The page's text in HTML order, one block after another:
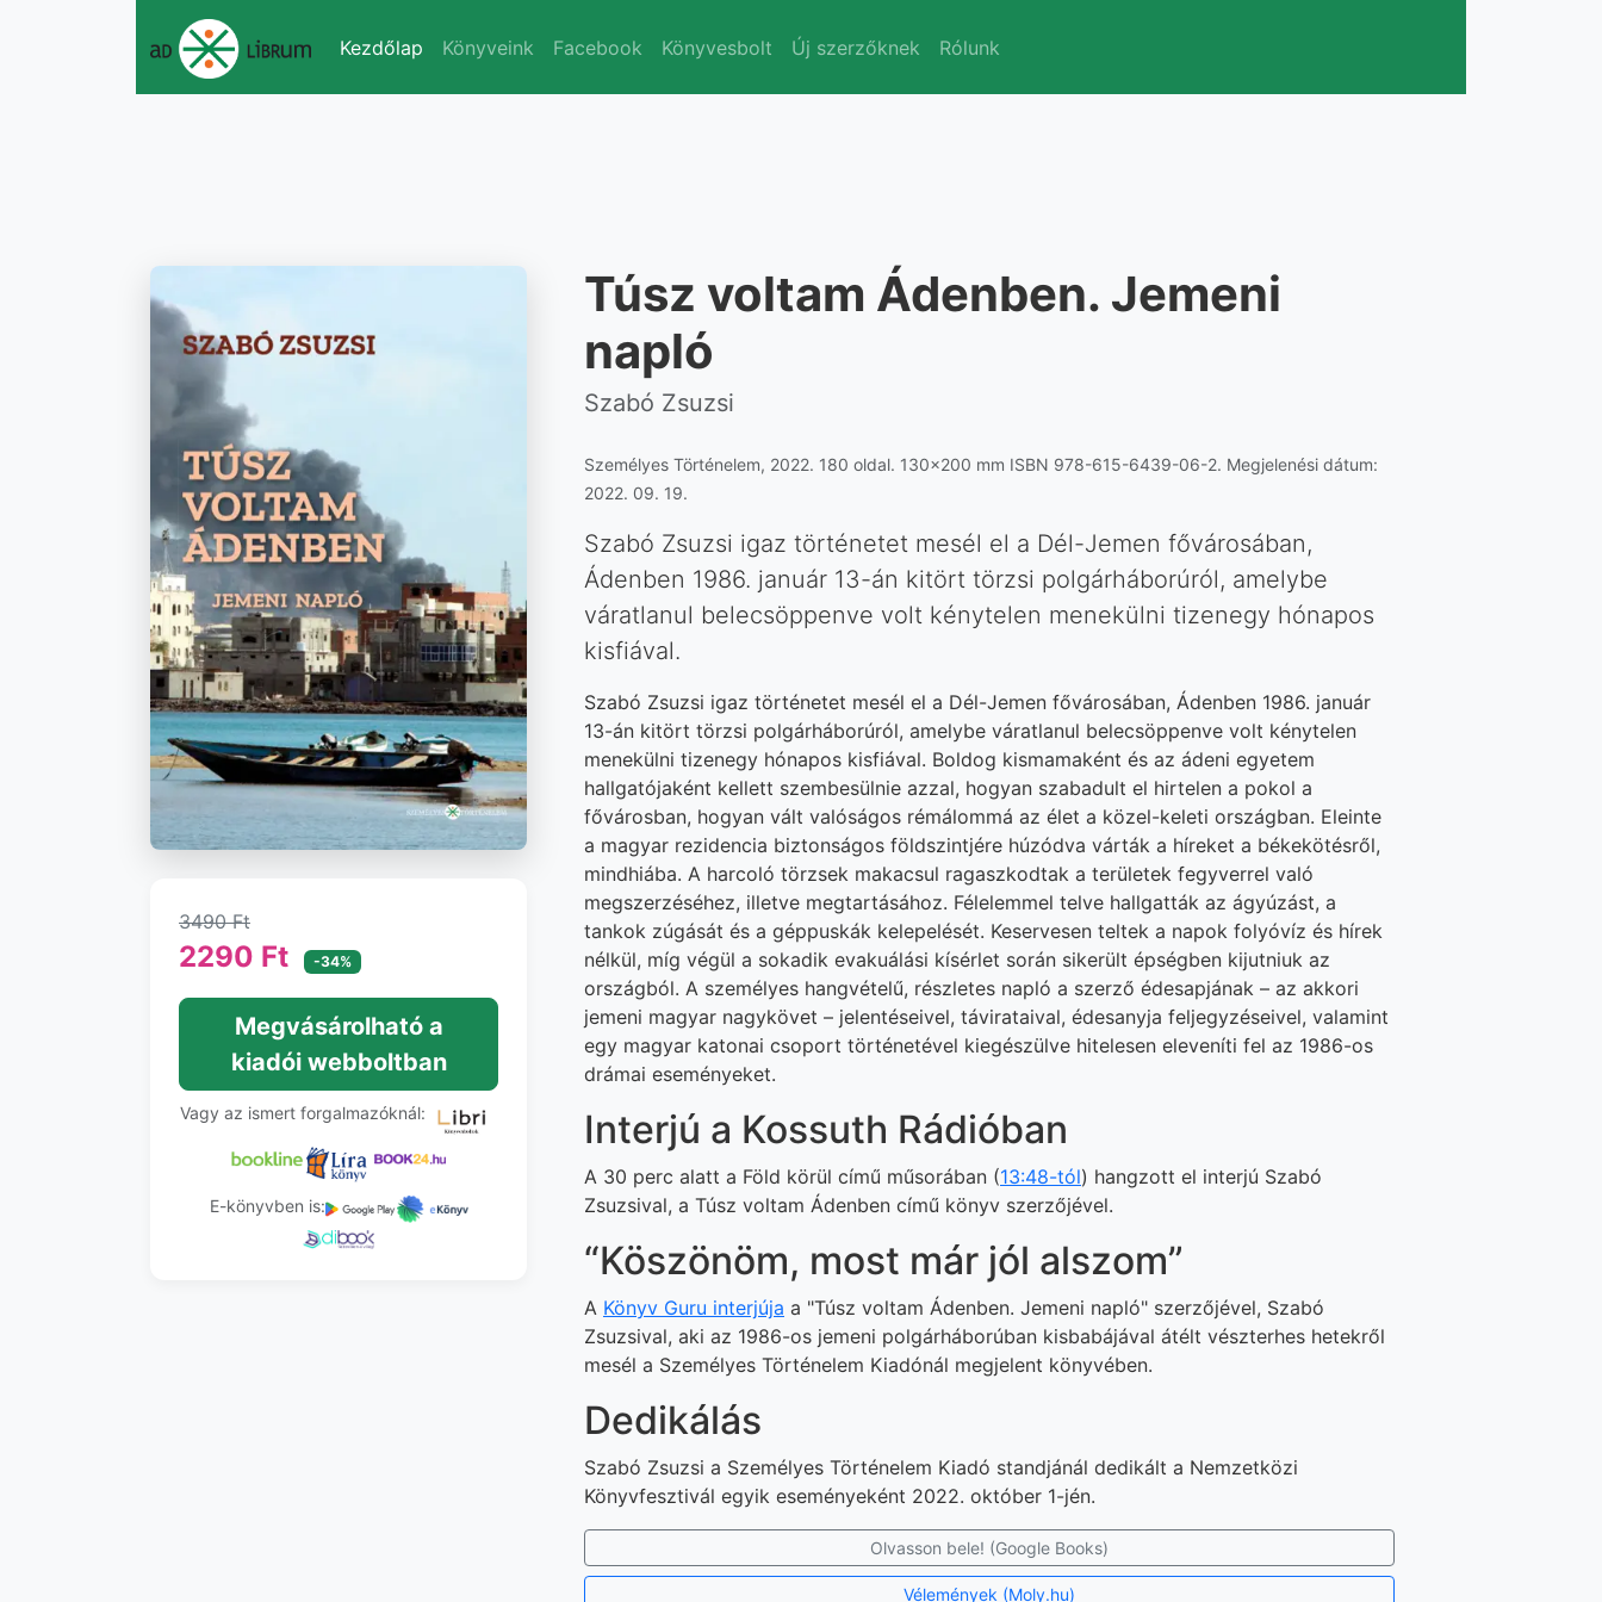
Kezdőlap Könyveink Facebook Könyvesbolt Új szerzőknek Rólunk
3490 Ft
2290 Ft -34%
Megvásárolható a
kiadói webboltban
Vagy az ismert forgalmazóknál:
E-könyvben is:
Túsz voltam Ádenben. Jemeni
napló
Szabó Zsuzsi
Személyes Történelem, 2022. 180 oldal. 130x200 mm ISBN 978-615-6439-06-2. Megjelenési dátum:
2022. 09. 19.
Szabó Zsuzsi igaz történetet mesél el a Dél-Jemen fővárosában,
Ádenben 1986. január 13-án kitört törzsi polgárháborúról, amelybe
váratlanul belecsöppenve volt kénytelen menekülni tizenegy hónapos
kisfiával.
Szabó Zsuzsi igaz történetet mesél el a Dél-Jemen fővárosában, Ádenben 1986. január
13-án kitört törzsi polgárháborúról, amelybe váratlanul belecsöppenve volt kénytelen
menekülni tizenegy hónapos kisfiával. Boldog kismamaként és az ádeni egyetem
hallgatójaként kellett szembesülnie azzal, hogyan szabadult el hirtelen a pokol a
fővárosban, hogyan vált valóságos rémálommá az élet a közel-keleti országban. Eleinte
a magyar rezidencia biztonságos földszintjére húzódva várták a híreket a békekötésről,
mindhiába. A harcoló törzsek makacsul ragaszkodtak a területek fegyverrel való
megszerzéséhez, illetve megtartásához. Félelemmel telve hallgatták az ágyúzást, a
tankok zúgását és a géppuskák kelepelését. Keservesen teltek a napok folyóvíz és hírek
nélkül, míg végül a sokadik evakuálási kísérlet során sikerült épségben kijutniuk az
országból. A személyes hangvételű, részletes napló a szerző édesapjának – az akkori
jemeni magyar nagykövet – jelentéseivel, távirataival, édesanyja feljegyzéseivel, valamint
egy magyar katonai csoport történetével kiegészülve hitelesen eleveníti fel az 1986-os
drámai eseményeket.
Interjú a Kossuth Rádióban
A 30 perc alatt a Föld körül című műsorában (13:48-tól) hangzott el interjú Szabó
Zsuzsival, a Túsz voltam Ádenben című könyv szerzőjével.
“Köszönöm, most már jól alszom”
A Könyv Guru interjúja a "Túsz voltam Ádenben. Jemeni napló" szerzőjével, Szabó
Zsuzsival, aki az 1986-os jemeni polgárháborúban kisbabájával átélt vészterhes hetekről
mesél a Személyes Történelem Kiadónál megjelent könyvében.
Dedikálás
Szabó Zsuzsi a Személyes Történelem Kiadó standjánál dedikált a Nemzetközi
Könyvfesztivál egyik eseményeként 2022. október 1-jén.
Olvasson bele! (Google Books)
Vélemények (Moly.hu)